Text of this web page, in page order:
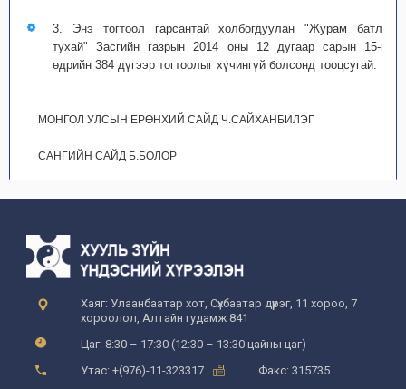
3. Энэ тогтоол гарсантай холбогдуулан "Журам батлах
тухай" Засгийн газрын 2014 оны 12 дугаар сарын 15-ны
өдрийн 384 дүгээр тогтоолыг хүчингүй болсонд тооцсугай.
МОНГОЛ УЛСЫН ЕРӨНХИЙ САЙД Ч.САЙХАНБИЛЭГ
САНГИЙН САЙД Б.БОЛОР
Хаяг: Улаанбаатар хот, Сүхбаатар дүүрэг, 11 хороо, 7
хороолол, Алтайн гудамж 841
Цаг: 8:30 – 17:30 (12:30 – 13:30 цайны цаг)
Утас: +(976)-11-323317
Факс: 315735